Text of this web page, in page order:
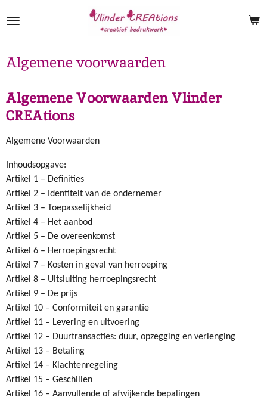
direct
de
hoofdinhoud
Algemene voorwaarden
Algemene Voorwaarden Vlinder
CREAtions
Algemene Voorwaarden
Inhoudsopgave:
Artikel 1 – Definities
Artikel 2 – Identiteit van de ondernemer
Artikel 3 – Toepasselijkheid
Artikel 4 – Het aanbod
Artikel 5 – De overeenkomst
Artikel 6 – Herroepingsrecht
Artikel 7 – Kosten in geval van herroeping
Artikel 8 – Uitsluiting herroepingsrecht
Artikel 9 – De prijs
Artikel 10 – Conformiteit en garantie
Artikel 11 – Levering en uitvoering
Artikel 12 – Duurtransacties: duur, opzegging en verlenging
Artikel 13 – Betaling
Artikel 14 – Klachtenregeling
Artikel 15 – Geschillen
Artikel 16 – Aanvullende of afwijkende bepalingen